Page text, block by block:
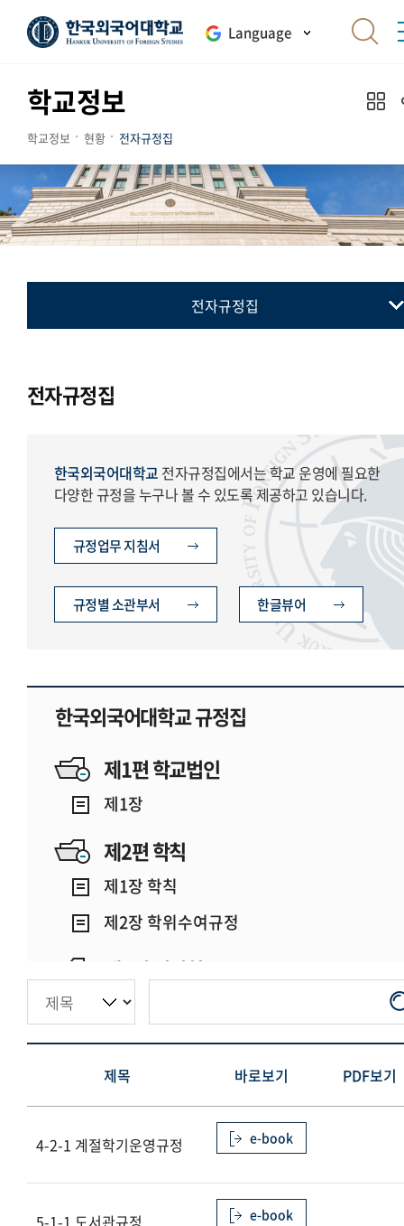
Language
학교정보
학교정보 현황 전자규정집
전자규정집
전자규정집
한국외국어대학교 전자규정집에서는 학교 운영에 필요한
다양한 규정을 누구나 볼 수 있도록 제공하고 있습니다.
규정업무 지침서
규정별 소관부서 한글뷰어
한국외국어대학교 규정집
제1편 학교법인
제1장
제2편 학칙
제1장 학칙
제2장 학위수여규정
제3편 위원회
제1장
제4편 학사행정
제1장 일반행정
제3장 학생행정
제목 바로보기 PDF보기
4-2-1 계절학기운영규정 e-book
5-1-1 도서관규정 e-book